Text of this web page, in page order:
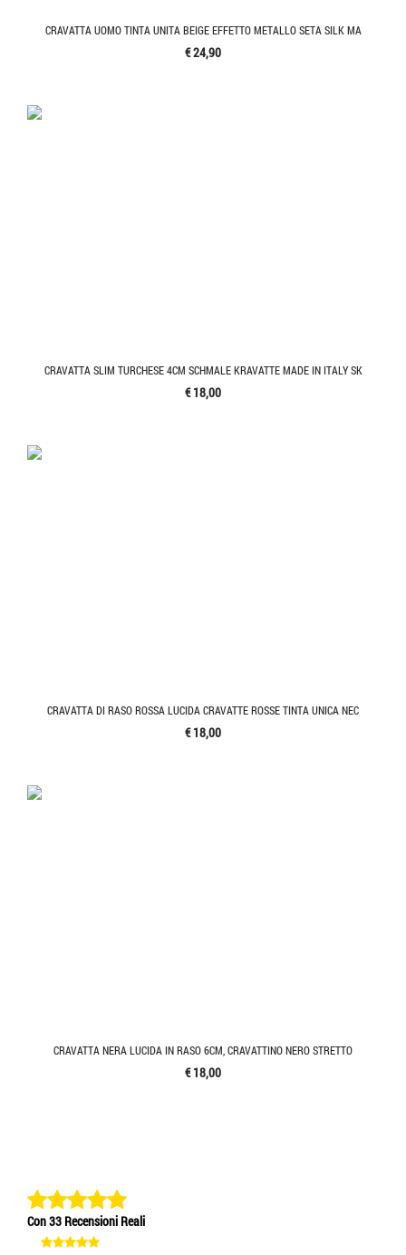
CRAVATTA UOMO TINTA UNITA BEIGE EFFETTO METALLO SETA SILK MA
€ 24,90
CRAVATTA SLIM TURCHESE 4CM SCHMALE KRAVATTE MADE IN ITALY SK
€ 18,00
CRAVATTA DI RASO ROSSA LUCIDA CRAVATTE ROSSE TINTA UNICA NEC
€ 18,00
CRAVATTA NERA LUCIDA IN RASO 6CM, CRAVATTINO NERO STRETTO
€ 18,00
Con 33 Recensioni Reali